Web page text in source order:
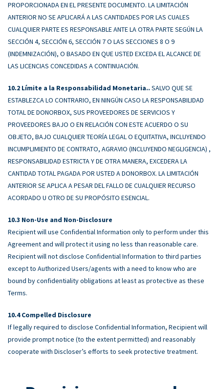
PROPORCIONADA EN EL PRESENTE DOCUMENTO. LA LIMITACIÓN
ANTERIOR NO SE APLICARÁ A LAS CANTIDADES POR LAS CUALES
CUALQUIER PARTE ES RESPONSABLE ANTE LA OTRA PARTE SEGÚN LA
SECCIÓN 4, SECCIÓN 6, SECCIÓN 7 O LAS SECCIONES 8 O 9
(INDEMNIZACIÓN), O BASADO EN QUE USTED EXCEDA EL ALCANCE DE
LAS LICENCIAS CONCEDIDAS A CONTINUACIÓN.
Límite a la Responsabilidad Monetaria.. SALVO QUE SE
ESTABLEZCA LO CONTRARIO, EN NINGÚN CASO LA RESPONSABILIDAD
TOTAL DE DONORBOX, SUS PROVEEDORES DE SERVICIOS Y
PROVEEDORES BAJO O EN RELACIÓN CON ESTE ACUERDO O SU
OBJETO, BAJO CUALQUIER TEORÍA LEGAL O EQUITATIVA, INCLUYENDO
INCUMPLIMIENTO DE CONTRATO, AGRAVIO (INCLUYENDO NEGLIGENCIA) ,
RESPONSABILIDAD ESTRICTA Y DE OTRA MANERA, EXCEDERA LA
CANTIDAD TOTAL PAGADA POR USTED A DONORBOX. LA LIMITACIÓN
ANTERIOR SE APLICA A PESAR DEL FALLO DE CUALQUIER RECURSO
ACORDADO U OTRO DE SU PROPÓSITO ESENCIAL.
Non-Use and Non-Disclosure
Recipient will use Confidential Information only to perform under this
Agreement and will protect it using no less than reasonable care.
Recipient will not disclose Confidential Information to third parties
except to Authorized Users/agents with a need to know who are
bound by confidentiality obligations at least as protective as these
Terms.
Compelled Disclosure
If legally required to disclose Confidential Information, Recipient will
provide prompt notice (to the extent permitted) and reasonably
cooperate with Discloser’s efforts to seek protective treatment.